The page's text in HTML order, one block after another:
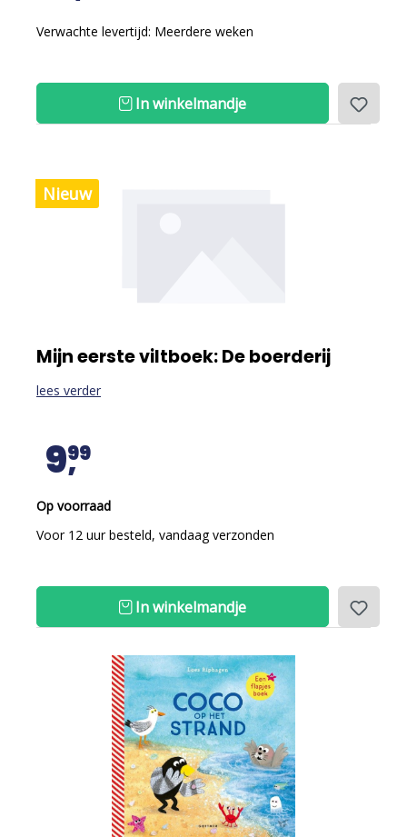
Verwachte levertijd: Meerdere weken
In winkelmandje
Nieuw
Mijn eerste viltboek: De boerderij
lees verder
999
Op voorraad
Voor 12 uur besteld, vandaag verzonden
In winkelmandje